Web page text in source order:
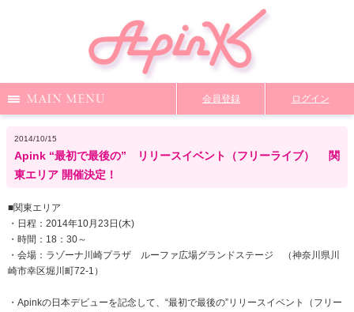
News
DiscoGraphy
Video
ファンクラブ限定コンテンツ
TOP
会員登録 ログイン
2014/10/15
Apink “最初で最後の” リリースイベント（フリーライブ） 関
東エリア 開催決定！
■関東エリア
・日程：2014年10月23日(木)
・時間：18：30～
・会場：ラゾーナ川崎プラザ ルーファ広場グランドステージ （神奈川県川
崎市幸区堀川町72-1）
・Apinkの日本デビューを記念して、“最初で最後の”リリースイベント（フリー